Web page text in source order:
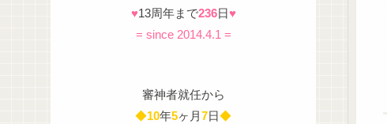
♥13周年まで236日♥
= since 2014.4.1 =
審神者就任から
◆10年5ヶ月7日◆